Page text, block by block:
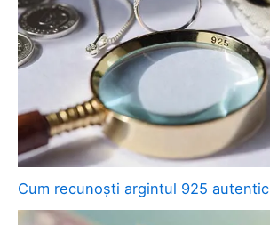
Cum recunoști argintul 925 autentic